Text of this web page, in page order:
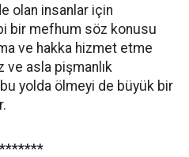
olan insanlar için
bir mefhum söz konusu
ve hakka hizmet etme
ve asla pişmanlık
yolda ölmeyi de büyük bir